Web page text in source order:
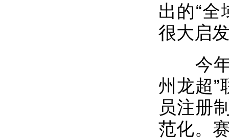
出的“
很大启
今年5
州龙超”
员注册
范化。